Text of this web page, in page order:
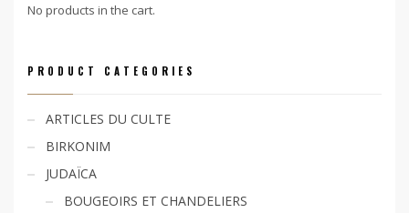
No products in the cart.
PRODUCT CATEGORIES
ARTICLES DU CULTE
BIRKONIM
JUDAÏCA
BOUGEOIRS ET CHANDELIERS